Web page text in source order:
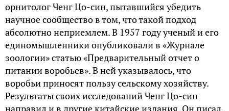
орнитолог Ченг Цо-син, пытавшийся убедить
научное сообщество в том, что такой подход
абсолютно неприемлем. В 1957 году ученый и его
единомышленники опубликовали в «Журнале
зоологии» статью «Предварительный отчет о
питании воробьев». В ней указывалось, что
воробьи приносят пользу сельскому хозяйству.
Результаты своих исследований Ченг Цо-син
направил и в другие китайские издания. Он писал,